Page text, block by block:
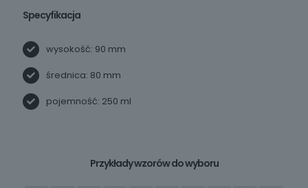
Specyfikacja
wysokość: 90 mm
średnica: 80 mm
pojemność: 250 ml
Przykłady wzorów do wyboru